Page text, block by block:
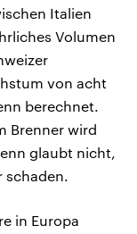
Italien
Volumen
von acht
berechnet.
Brenner wird
glaubt nicht,
schaden.
in Europa